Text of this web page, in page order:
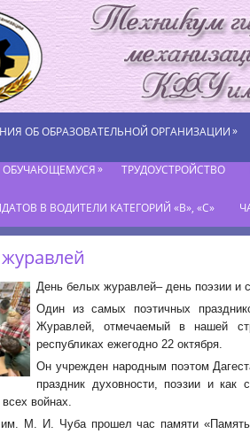
ОБ ОБРАЗОВАТЕЛЬНОЙ ОРГАНИЗАЦИИ»
ОБУЧАЮЩЕМУСЯ» ТРУДОУСТРОЙСТВО
В ВОДИТЕЛИ КАТЕГОРИЙ «В», «С»
День белых журавлей– день поэзии и
Один из самых поэтичных
Журавлей, отмечаемый в нашей
республиках ежегодно 22 октября.
Он учрежден народным поэтом
праздник духовности, поэзии и
войнах.
М. И. Чуба прошел час памяти